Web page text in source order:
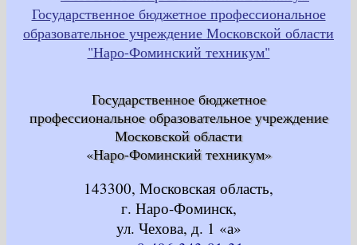
Государственное бюджетное
профессиональное образовательное учреждение
Московской области
«Наро-Фоминский техникум»
143300, Московская область,
г. Наро-Фоминск,
ул. Чехова, д. 1 «а»